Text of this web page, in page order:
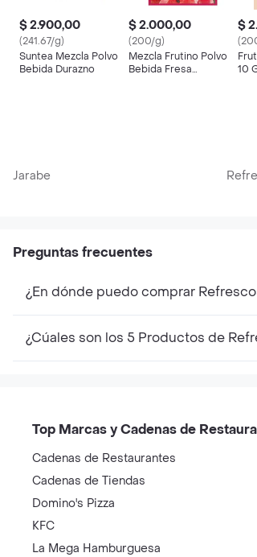
$ 2.900,00
(241.67/g)
Suntea Mezcla Polvo
Bebida Durazno
$ 2.000,00
(200/g)
Mezcla Frutino Polvo
Bebida Fresa
$
10
Jarabe
Preguntas frecuentes
¿En dónde puedo comprar
¿Cúales son los 5 Productos de
Top Marcas y Cadenas de
Cadenas de Restaurantes
Cadenas de Tiendas
Domino's Pizza
KFC
La Mega Hamburguesa